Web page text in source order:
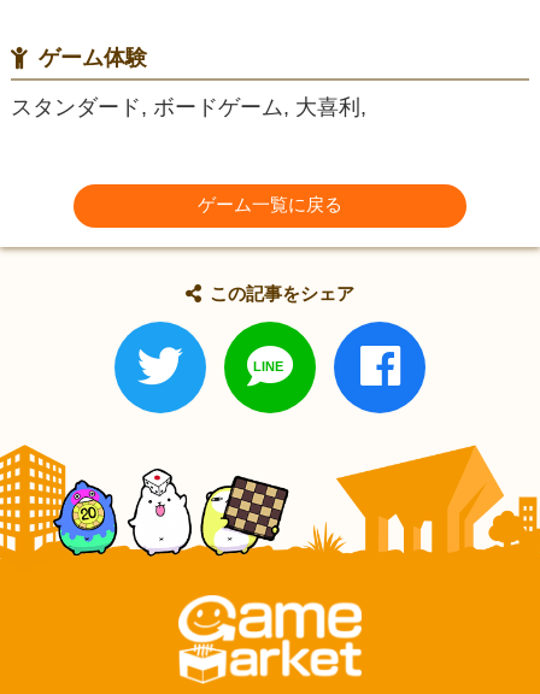
ゲーム体験
スタンダード, ボードゲーム, 大喜利,
ゲーム一覧に戻る
この記事をシェア